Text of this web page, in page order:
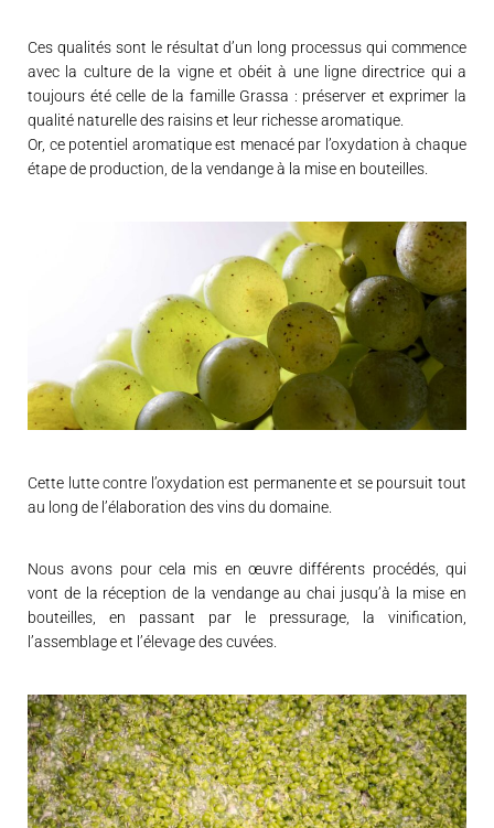
Ces qualités sont le résultat d’un long processus qui commence
avec la culture de la vigne et obéit à une ligne directrice qui a
toujours été celle de la famille Grassa : préserver et exprimer la
qualité naturelle des raisins et leur richesse aromatique.
Or, ce potentiel aromatique est menacé par l’oxydation à chaque
étape de production, de la vendange à la mise en bouteilles.
Cette lutte contre l’oxydation est permanente et se poursuit tout
au long de l’élaboration des vins du domaine.
Nous avons pour cela mis en œuvre différents procédés, qui
vont de la réception de la vendange au chai jusqu’à la mise en
bouteilles, en passant par le pressurage, la vinification,
l’assemblage et l’élevage des cuvées.